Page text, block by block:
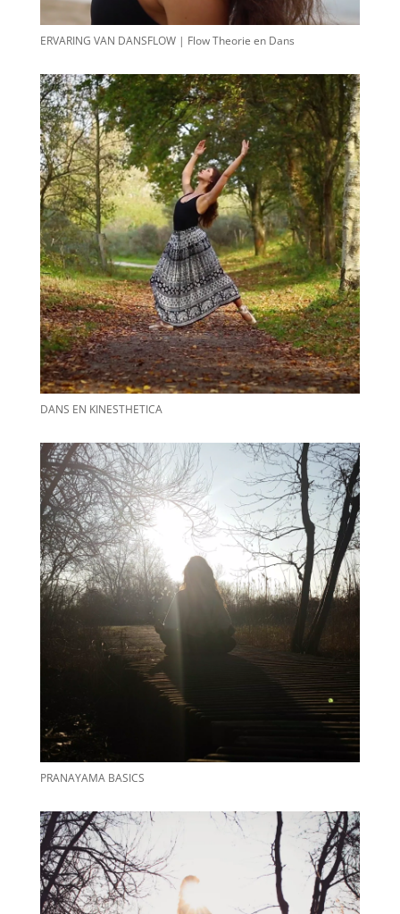
ERVARING VAN DANSFLOW | Flow Theorie en Dans
DANS EN KINESTHETICA
PRANAYAMA BASICS